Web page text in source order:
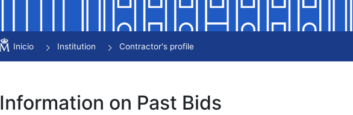
Show/Hide
Inicio Institution Contractor's profile
Information on Past Bids